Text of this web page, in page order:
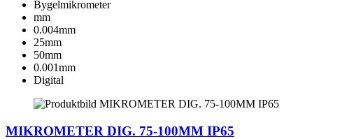
Bygelmikrometer
mm
0.004mm
25mm
50mm
0.001mm
Digital
MIKROMETER DIG. 75-100MM IP65